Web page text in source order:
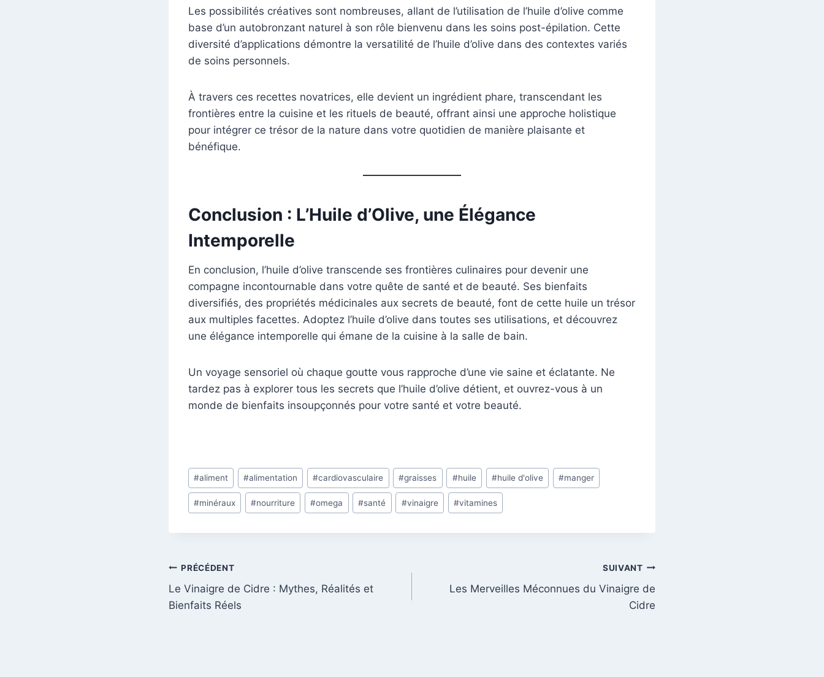
Les possibilités créatives sont nombreuses, allant de l’utilisation de l’huile d’olive comme
base d’un autobronzant naturel à son rôle bienvenu dans les soins post-épilation. Cette
diversité d’applications démontre la versatilité de l’huile d’olive dans des contextes variés
de soins personnels.
À travers ces recettes novatrices, elle devient un ingrédient phare, transcendant les
frontières entre la cuisine et les rituels de beauté, offrant ainsi une approche holistique
pour intégrer ce trésor de la nature dans votre quotidien de manière plaisante et
bénéfique.
Conclusion : L’Huile d’Olive, une Élégance
Intemporelle
En conclusion, l’huile d’olive transcende ses frontières culinaires pour devenir une
compagne incontournable dans votre quête de santé et de beauté. Ses bienfaits
diversifiés, des propriétés médicinales aux secrets de beauté, font de cette huile un trésor
aux multiples facettes. Adoptez l’huile d’olive dans toutes ses utilisations, et découvrez
une élégance intemporelle qui émane de la cuisine à la salle de bain.
Un voyage sensoriel où chaque goutte vous rapproche d’une vie saine et éclatante. Ne
tardez pas à explorer tous les secrets que l’huile d’olive détient, et ouvrez-vous à un
monde de bienfaits insoupçonnés pour votre santé et votre beauté.
Post
Tags:
#aliment #alimentation #cardiovasculaire #graisses #huile #huile d'olive #manger
#minéraux #nourriture #omega #santé #vinaigre #vitamines
Navigation
de
PRÉCÉDENT
Le Vinaigre de Cidre : Mythes, Réalités et
Bienfaits Réels
SUIVANT
Les Merveilles Méconnues du Vinaigre de
Cidre